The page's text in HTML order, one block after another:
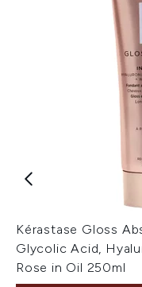
Kérastase Gloss
Glycolic Acid,
Rose in Oil 250ml